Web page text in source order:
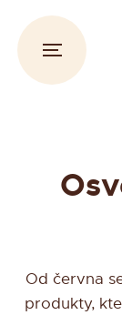
Od června
produkty,